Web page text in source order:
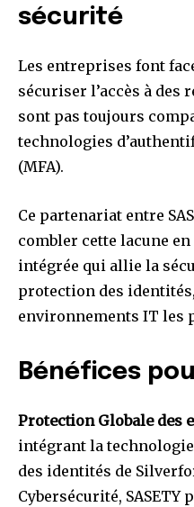
sécurité
Les entreprises font
sécuriser l’accès à des
sont pas toujours
technologies
(MFA).
Ce partenariat entre
combler cette lacune
intégrée qui allie la
protection des
environnements IT les
Bénéfices
Protection Globale des
intégrant la
des identités de
Cybersécurité, SASETY